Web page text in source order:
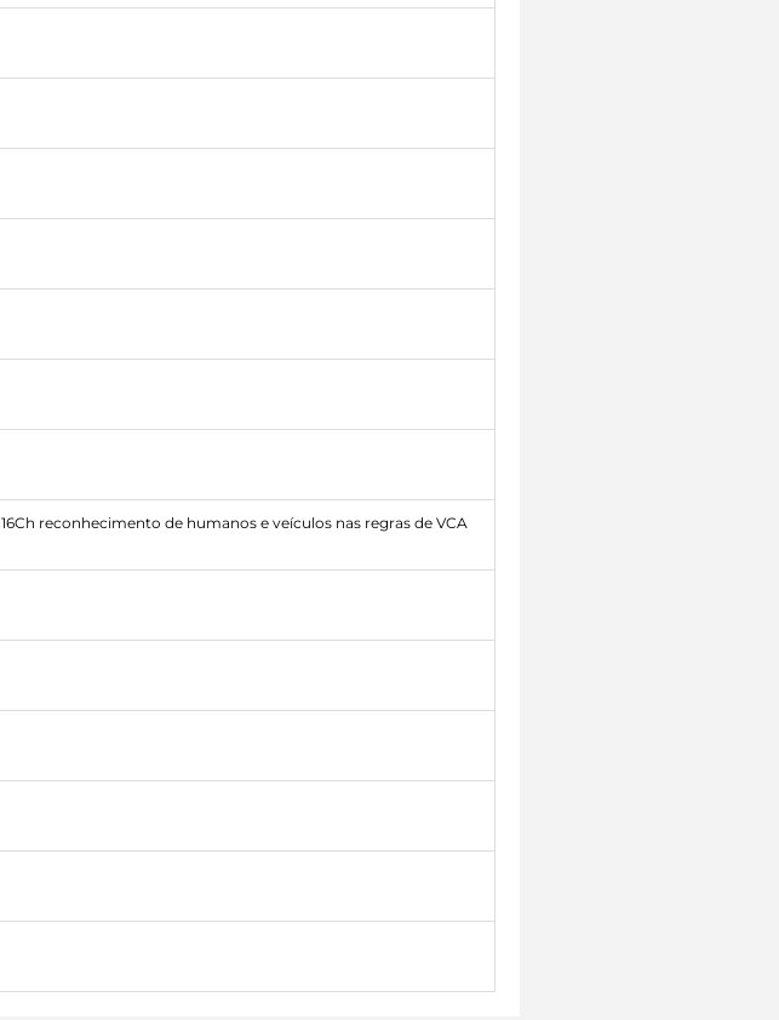
reconhecimento de humanos e veículos nas regras de VCA